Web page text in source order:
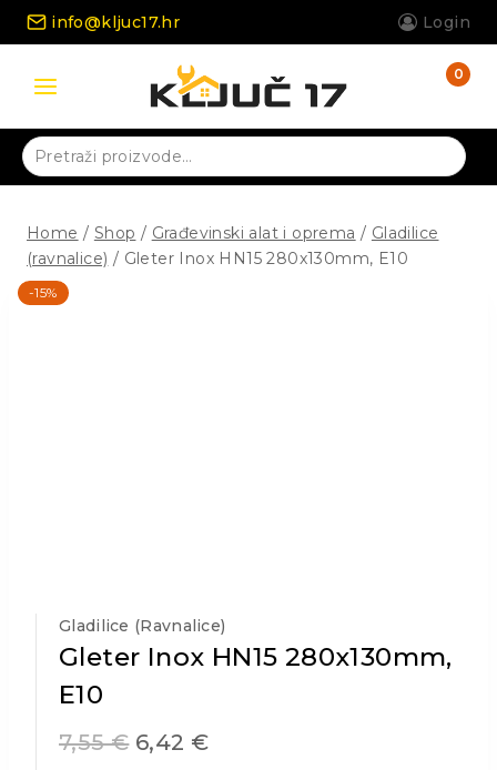
Skip
info@kljuc17.hr Login
0
Pretraži:
Home / Shop / Građevinski alat i oprema / Gladilice
(ravnalice) / Gleter Inox HN15 280x130mm, E10
-15%
Gladilice (ravnalice)
Gleter Inox HN15 280x130mm,
E10
7,55€ 6,42 €